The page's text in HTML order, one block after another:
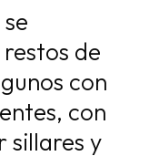
de
con
con
sillares y